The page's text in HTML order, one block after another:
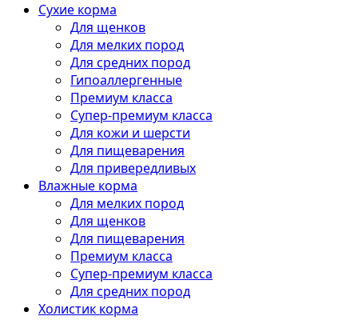
Сухие корма
Для щенков
Для мелких пород
Для средних пород
Гипоаллергенные
Премиум класса
Супер-премиум класса
Для кожи и шерсти
Для пищеварения
Для привередливых
Влажные корма
Для мелких пород
Для щенков
Для пищеварения
Премиум класса
Супер-премиум класса
Для средних пород
Холистик корма